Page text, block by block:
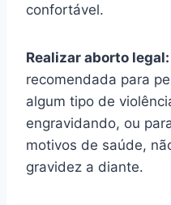
confortável.
Realizar aborto legal:
recomendada para
algum tipo de
engravidando, ou
motivos de saúde,
gravidez a diante.